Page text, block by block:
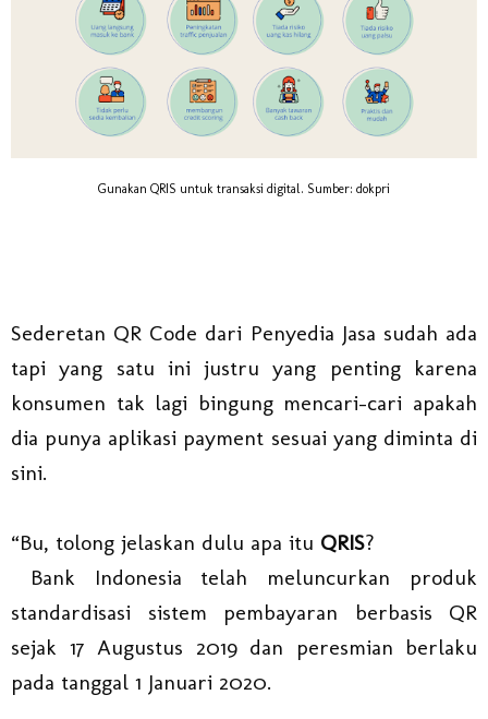
Gunakan QRIS untuk transaksi digital. Sumber: dokpri
Sederetan QR Code dari Penyedia Jasa sudah ada
tapi yang satu ini justru yang penting karena
konsumen tak lagi bingung mencari-cari apakah
dia punya aplikasi payment sesuai yang diminta di
sini.
“Bu, tolong jelaskan dulu apa itu QRIS?
Bank Indonesia telah meluncurkan produk
standardisasi sistem pembayaran berbasis QR
sejak 17 Augustus 2019 dan peresmian berlaku
pada tanggal 1 Januari 2020.